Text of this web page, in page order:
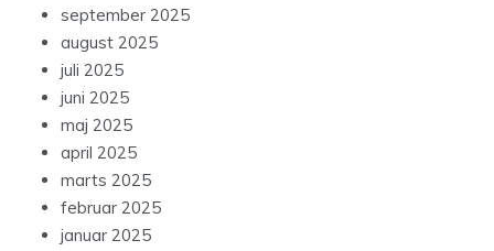
september 2025
august 2025
juli 2025
juni 2025
maj 2025
april 2025
marts 2025
februar 2025
januar 2025